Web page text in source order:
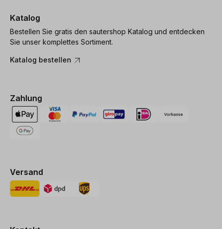
Katalog
Bestellen Sie gratis den sautershop Katalog und entdecken
Sie unser komplettes Sortiment.
Katalog bestellen
Zahlung
Versand